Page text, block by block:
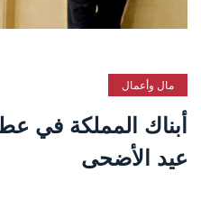
مال وأعمال
أبناك المملكة في
عيد الأضحى